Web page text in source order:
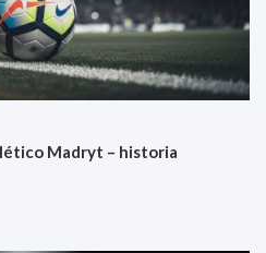
Madryt – historia